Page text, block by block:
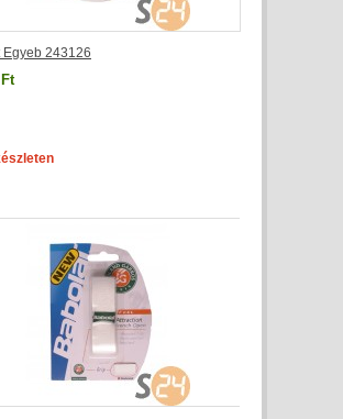
Egyeb 243126